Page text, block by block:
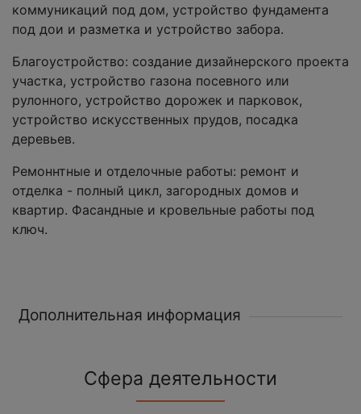
коммуникаций под дом, устройство фундамента
под дои и разметка и устройство забора.
Благоустройство: создание дизайнерского проекта
участка, устройство газона посевного или
рулонного, устройство дорожек и парковок,
устройство искусственных прудов, посадка
деревьев.
Ремоннтные и отделочные работы: ремонт и
отделка - полный цикл, загородных домов и
квартир. Фасандные и кровельные работы под
ключ.
Дополнительная информация
Сфера деятельности